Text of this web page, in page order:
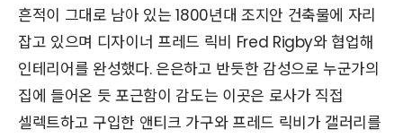
흔적이 그대로 남아 있는 1800년대 조지안 건축물에 자리
잡고 있으며 디자이너 프레드 릭비 Fred Rigby와 협업해
인테리어를 완성했다. 은은하고 반듯한 감성으로 누군가의
집에 들어온 듯 포근함이 감도는 이곳은 로사가 직접
셀렉트하고 구입한 앤티크 가구와 프레드 릭비가 갤러리를